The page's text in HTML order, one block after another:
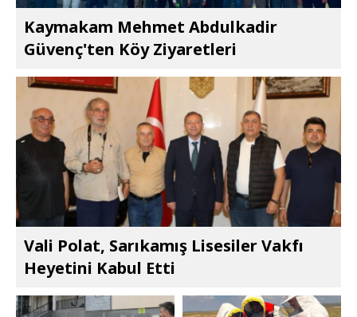
Kaymakam Mehmet Abdulkadir
Güvenç'ten Köy Ziyaretleri
Vali Polat, Sarıkamış Lisesiler Vakfı
Heyetini Kabul Etti